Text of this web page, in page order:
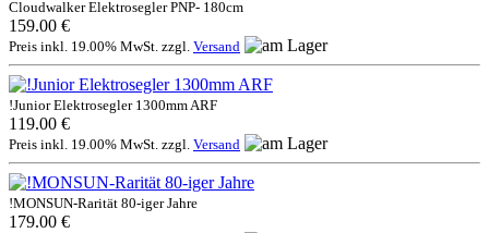
Cloudwalker Elektrosegler PNP- 180cm
159.00 €
Preis inkl. 19.00% MwSt. zzgl. Versand
!Junior Elektrosegler 1300mm ARF
119.00 €
Preis inkl. 19.00% MwSt. zzgl. Versand
!MONSUN-Rarität 80-iger Jahre
179.00 €